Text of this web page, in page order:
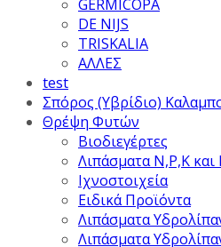
GERMICOPA
DE NIJS
TRISKALIA
ΑΛΛΕΣ
test
Σπόρος (Υβρίδιο)
Θρέψη Φυτών
Βιοδιεγέρτες
Λιπάσματα Ν,Ρ,Κ και
Ιχνοστοιχεία
Ειδικά Προϊόντα
Λιπάσματα
Λιπάσματα